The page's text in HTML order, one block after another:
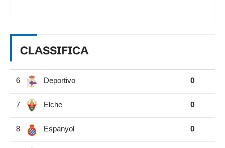
CLASSIFICA
6 Deportivo 0
7 Elche 0
8 Espanyol 0